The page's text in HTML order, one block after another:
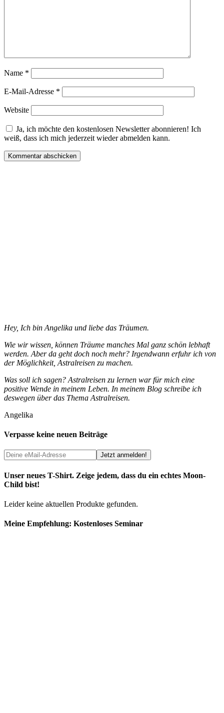
Name *
E-Mail-Adresse *
Website
Ja, ich möchte den kostenlosen Newsletter abonnieren! Ich
weiß, dass ich mich jederzeit wieder abmelden kann.
Hey, Ich bin Angelika und liebe das Träumen.
Wie wir wissen, können Träume manches Mal ganz schön lebhaft
werden. Aber da geht doch noch mehr? Irgendwann erfuhr ich von
der Möglichkeit, Astralreisen zu machen.
Was soll ich sagen? Astralreisen zu lernen war für mich eine
positive Wende in meinem Leben. In meinem Blog schreibe ich
deswegen über das Thema Astralreisen.
Angelika
Verpasse keine neuen Beiträge
Unser neues T-Shirt. Zeige jedem, dass du ein echtes Moon-
Child bist!
Leider keine aktuellen Produkte gefunden.
Meine Empfehlung: Kostenloses Seminar